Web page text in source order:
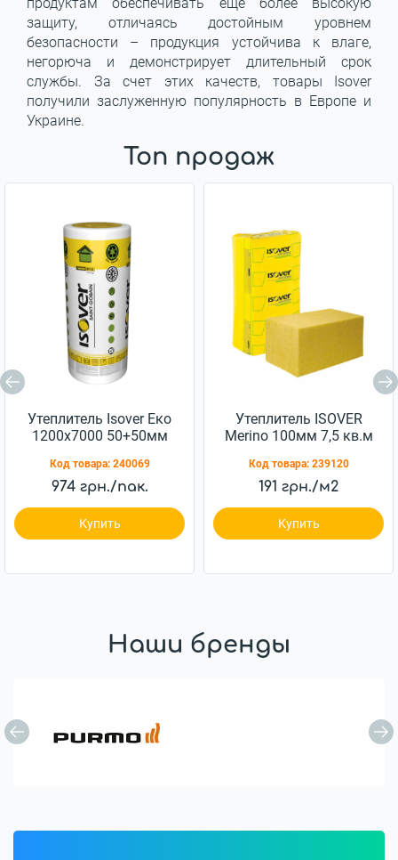
защиту, отличаясь достойным уровнем
безопасности – продукция устойчива к влаге,
негорюча и демонстрирует длительный срок
службы. За счет этих качеств, товары Isover
получили заслуженную популярность в Европе и
Украине.
Топ продаж
Утеплитель Isover Eко
1200x7000 50+50мм
Код товара: 240069
974 грн./пак.
Купить
Утеплитель ISOVER
Merino 100мм 7,5 кв.м
Код товара: 239120
191 грн./м2
Купить
Наши бренды